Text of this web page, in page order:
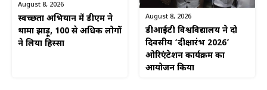
August 8, 2026
स्वच्छता अभियान में डीएम ने
थामा झाड़ू, 100 से अधिक लोगों
ने लिया हिस्सा
August 8, 2026
डीआईटी विश्वविद्यालय ने दो
दिवसीय ‘दीक्षारंभ 2026’
ओरिएंटेशन कार्यक्रम का
आयोजन किया